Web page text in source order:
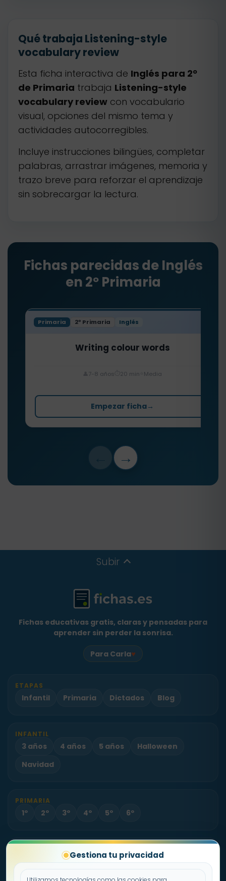
Gestiona tu privacidad
Qué trabaja Listening-style
vocabulary review
Esta ficha interactiva de Inglés para 2º
de Primaria trabaja Listening-style
vocabulary review con vocabulario
visual, opciones del mismo tema y
actividades autocorregibles.
Incluye instrucciones bilingües, completar
palabras, arrastrar imágenes, memoria y
trazo breve para reforzar el aprendizaje
sin sobrecargar la lectura.
Fichas parecidas de Inglés
en 2º Primaria
Primaria 2º Primaria Inglés
Writing colour words
7-8 años 20 min Media
Empezar ficha→
→
Subir
Fichas educativas gratis, claras y pensadas para
aprender sin perder la sonrisa.
Para Carla♥
ETAPAS
Infantil Primaria Dictados Blog
INFANTIL
3 años 4 años 5 años
Halloween
Navidad
PRIMARIA
1º 2º 3º 4º 5º 6º
Sobre Fichas.es Contacto